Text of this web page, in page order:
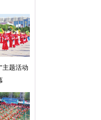
主题活动